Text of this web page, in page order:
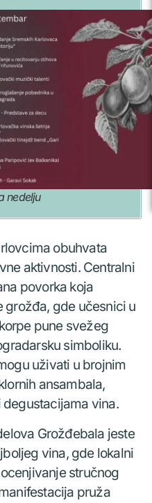
nedelju
obuhvata
aktivnosti. Centralni
povorka koja
gde učesnici u
pune svežeg
simboliku.
uživati u brojnim
ansambala,
vina.
Grožđebala jeste
vina, gde lokalni
stručnog
pruža